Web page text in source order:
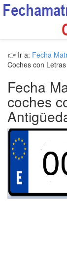
👉 Ir a: Fecha
Coches con
Fecha
coches